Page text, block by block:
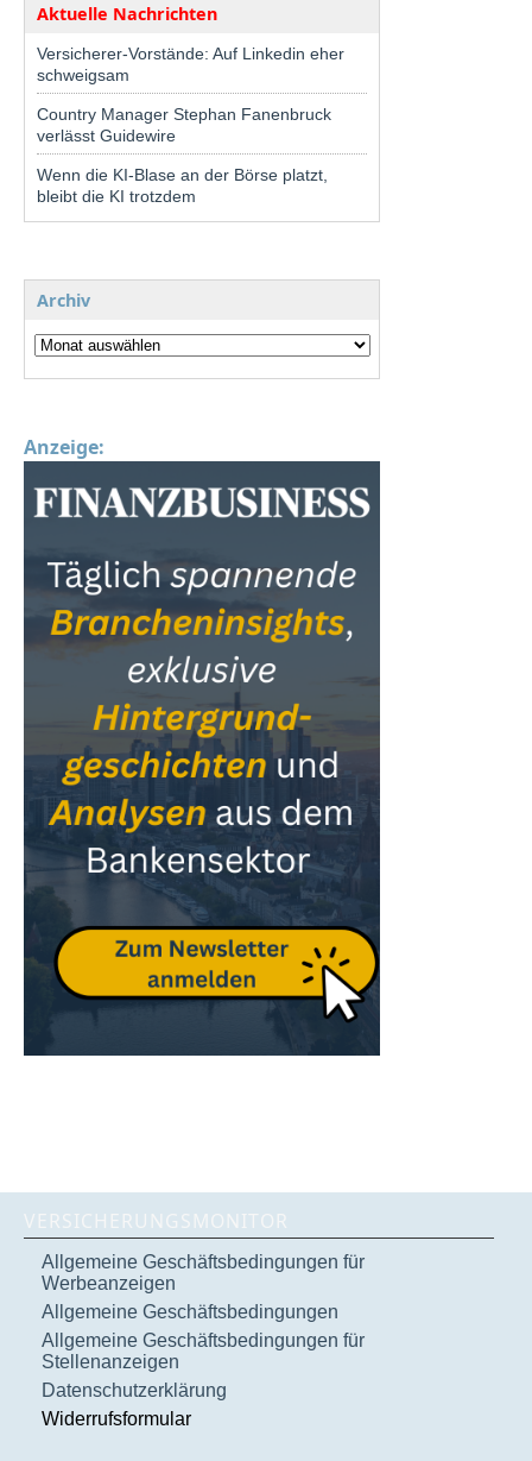
Aktuelle Nachrichten
Versicherer-Vorstände: Auf Linkedin eher
schweigsam
Country Manager Stephan Fanenbruck
verlässt Guidewire
Wenn die KI-Blase an der Börse platzt,
bleibt die KI trotzdem
Archiv
Anzeige:
VERSICHERUNGSMONITOR
Allgemeine Geschäftsbedingungen für
Werbeanzeigen
Allgemeine Geschäftsbedingungen
Allgemeine Geschäftsbedingungen für
Stellenanzeigen
Datenschutzerklärung
Widerrufsformular